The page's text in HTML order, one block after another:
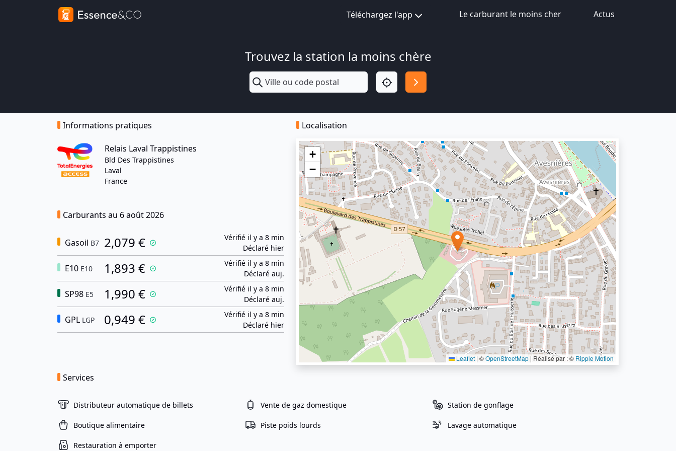
Téléchargez l'app Le carburant le moins cher Actus
Trouvez la station la moins chère
Informations pratiques
Relais Laval Trappistines
Bld Des Trappistines
Laval
France
Carburants au 6 août 2026
Gasoil B7 2,079 €
Vérifié il y a 8 min
Déclaré hier
E10 E10 1,893 €
Vérifié il y a 8 min
Déclaré auj.
SP98 E5 1,990 €
Vérifié il y a 8 min
Déclaré auj.
GPL LGP 0,949 €
Vérifié il y a 8 min
Déclaré hier
Localisation
+
−
Leaflet | ©OpenStreetMap | Réalisé par : © Ripple Motion
Services
Distributeur automatique de billets Vente de gaz domestique Station de gonflage
Boutique alimentaire Piste poids lourds Lavage automatique
Restauration à emporter